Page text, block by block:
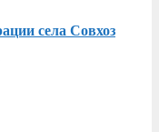
села Совхоз